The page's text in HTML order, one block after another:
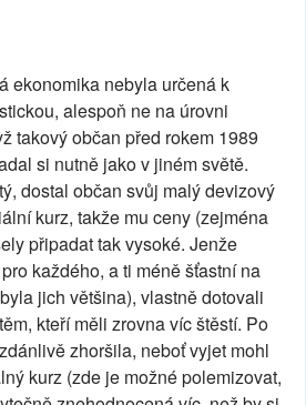
ekonomika nebyla určená k
alespoň ne na úrovni
takový občan před rokem 1989
si nutně jako v jiném světě.
dostal občan svůj malý devizový
kurz, takže mu ceny (zejména
připadat tak vysoké. Jenže
každého, a ti méně šťastní na
jich většina), vlastně dotovali
kteří měli zrovna víc štěstí. Po
zhoršila, neboť vyjet mohl
kurz (zde je možné polemizovat,